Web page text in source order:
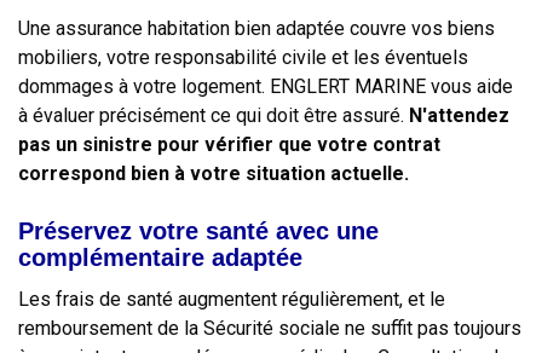
Une assurance habitation bien adaptée couvre vos biens
mobiliers, votre responsabilité civile et les éventuels
dommages à votre logement. ENGLERT MARINE vous aide
à évaluer précisément ce qui doit être assuré. N'attendez
pas un sinistre pour vérifier que votre contrat
correspond bien à votre situation actuelle.
Préservez votre santé avec une
complémentaire adaptée
Les frais de santé augmentent régulièrement, et le
remboursement de la Sécurité sociale ne suffit pas toujours